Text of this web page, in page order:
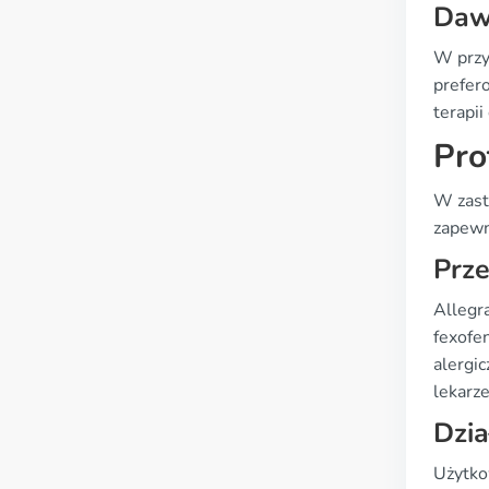
W
terapii
W